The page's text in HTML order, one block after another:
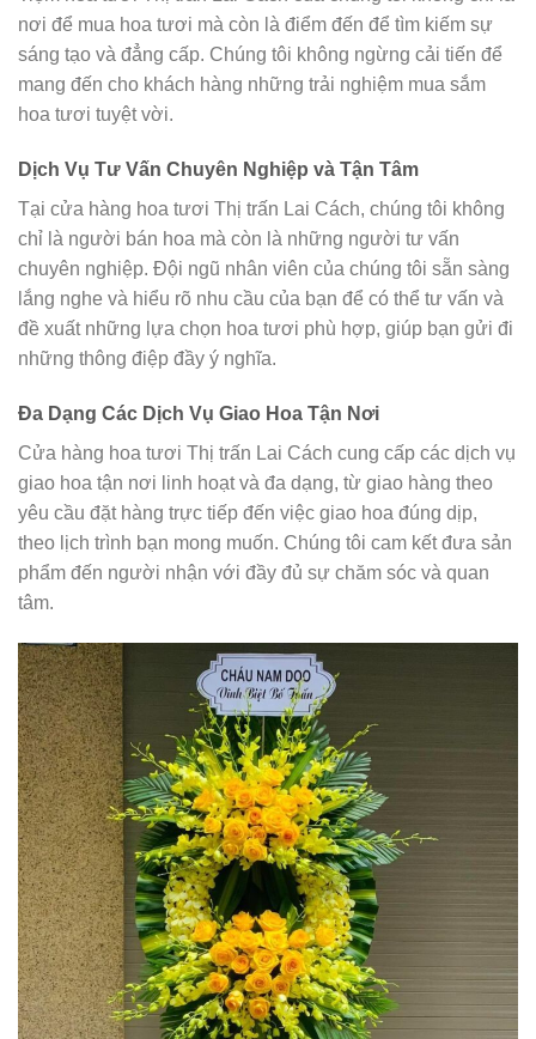
nơi để mua hoa tươi mà còn là điểm đến để tìm kiếm sự
sáng tạo và đẳng cấp. Chúng tôi không ngừng cải tiến để
mang đến cho khách hàng những trải nghiệm mua sắm
hoa tươi tuyệt vời.
Dịch Vụ Tư Vấn Chuyên Nghiệp và Tận Tâm
Tại cửa hàng hoa tươi Thị trấn Lai Cách, chúng tôi không
chỉ là người bán hoa mà còn là những người tư vấn
chuyên nghiệp. Đội ngũ nhân viên của chúng tôi sẵn sàng
lắng nghe và hiểu rõ nhu cầu của bạn để có thể tư vấn và
đề xuất những lựa chọn hoa tươi phù hợp, giúp bạn gửi đi
những thông điệp đầy ý nghĩa.
Đa Dạng Các Dịch Vụ Giao Hoa Tận Nơi
Cửa hàng hoa tươi Thị trấn Lai Cách cung cấp các dịch vụ
giao hoa tận nơi linh hoạt và đa dạng, từ giao hàng theo
yêu cầu đặt hàng trực tiếp đến việc giao hoa đúng dịp,
theo lịch trình bạn mong muốn. Chúng tôi cam kết đưa sản
phẩm đến người nhận với đầy đủ sự chăm sóc và quan
tâm.